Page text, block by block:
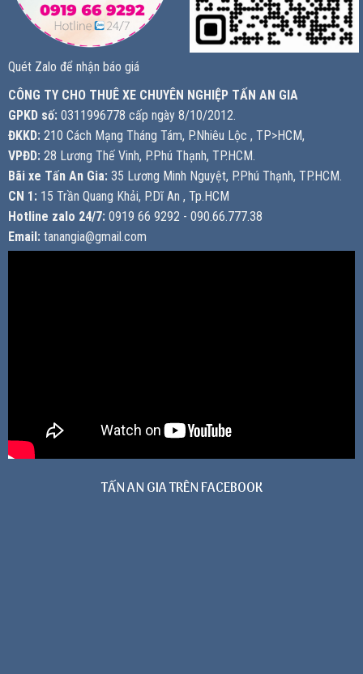
Quét Zalo để nhận báo giá
CÔNG TY CHO THUÊ XE CHUYÊN NGHIỆP TẤN AN GIA
GPKD số: 0311996778 cấp ngày 8/10/2012.
ĐKKD: 210 Cách Mạng Tháng Tám, P.Nhiêu Lộc , TP>HCM,
VPĐD: 28 Lương Thế Vinh, P.Phú Thạnh, TP.HCM.
Bãi xe Tấn An Gia: 35 Lương Minh Nguyệt, P.Phú Thạnh, TP.HCM.
CN 1: 15 Trần Quang Khải, P.Dĩ An , Tp.HCM
Hotline zalo 24/7: 0919 66 9292 - 090.66.777.38
Email: tanangia@gmail.com
TẤN AN GIA TRÊN FACEBOOK